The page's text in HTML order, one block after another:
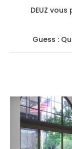
DEUZ
Guess :